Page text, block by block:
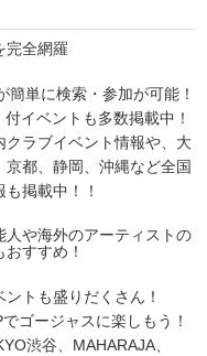
完全網羅
簡単に検索・参加が可能！
イベントも多数掲載中！
ラブイベント情報や、大
都、静岡、沖縄など全国
掲載中！！
人や海外のアーティストの
すすめ！
トも盛りだくさん！
ゴージャスに楽しもう！
渋谷、MAHARAJA、